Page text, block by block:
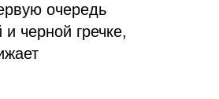
очередь
черной гречке,